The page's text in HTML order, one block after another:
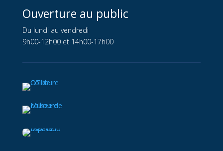
Ouverture au public
Du lundi au vendredi
9h00-12h00 et 14h00-17h00